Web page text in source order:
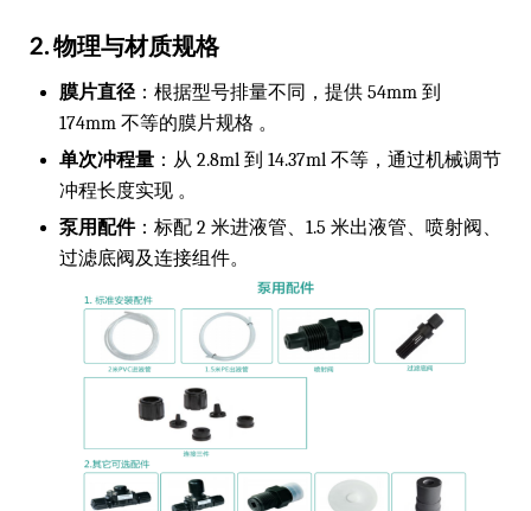
2. 物理与材质规格
膜片直径 ：根据型号排量不同，提供 54mm 到
174mm 不等的膜片规格 。
单次冲程量 ：从 2.8ml 到 14.37ml 不等，通过机械调节
冲程长度实现 。
泵用配件：标配 2 米进液管、1.5 米出液管、喷射阀、
过滤底阀及连接组件。